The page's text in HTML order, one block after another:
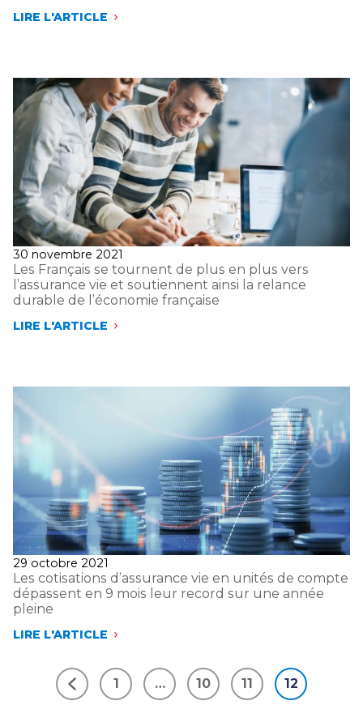
LIRE L'ARTICLE
EN
DYNAMIQUE
POSITIVE
DE
L’ASSURANCE
VIE
CONTINUE
AVEC
UN
NIVEAU
DE
COTISATIONS
RECORD
ET
UNE
COLLECTE
NETTE
NOUVEAU
MILLIARDS
D’EUROS
Publié
le
30 novembre 2021
Les Français se tournent de plus en plus vers
l’assurance vie et soutiennent ainsi la relance
durable de l’économie française
LIRE L'ARTICLE
LES
DE
PLUS
PLUS
VERS
L’ASSURANCE
VIE
ET
SOUTIENNENT
AINSI
LA
RELANCE
DURABLE
DE
L’ÉCONOMIE
FRANÇAISE
Publié
le
29 octobre 2021
Les cotisations d’assurance vie en unités de compte
dépassent en 9 mois leur record sur une année
pleine
LIRE L'ARTICLE
LES
D’ASSURANCE
Précédent
1 … 10 11 12